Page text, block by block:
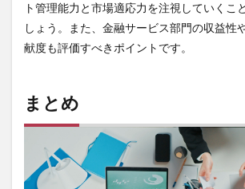
ト管理能力と市場適応力を注視していくこ
しょう。また、金融サービス部門の収益性
献度も評価すべきポイントです。
まとめ